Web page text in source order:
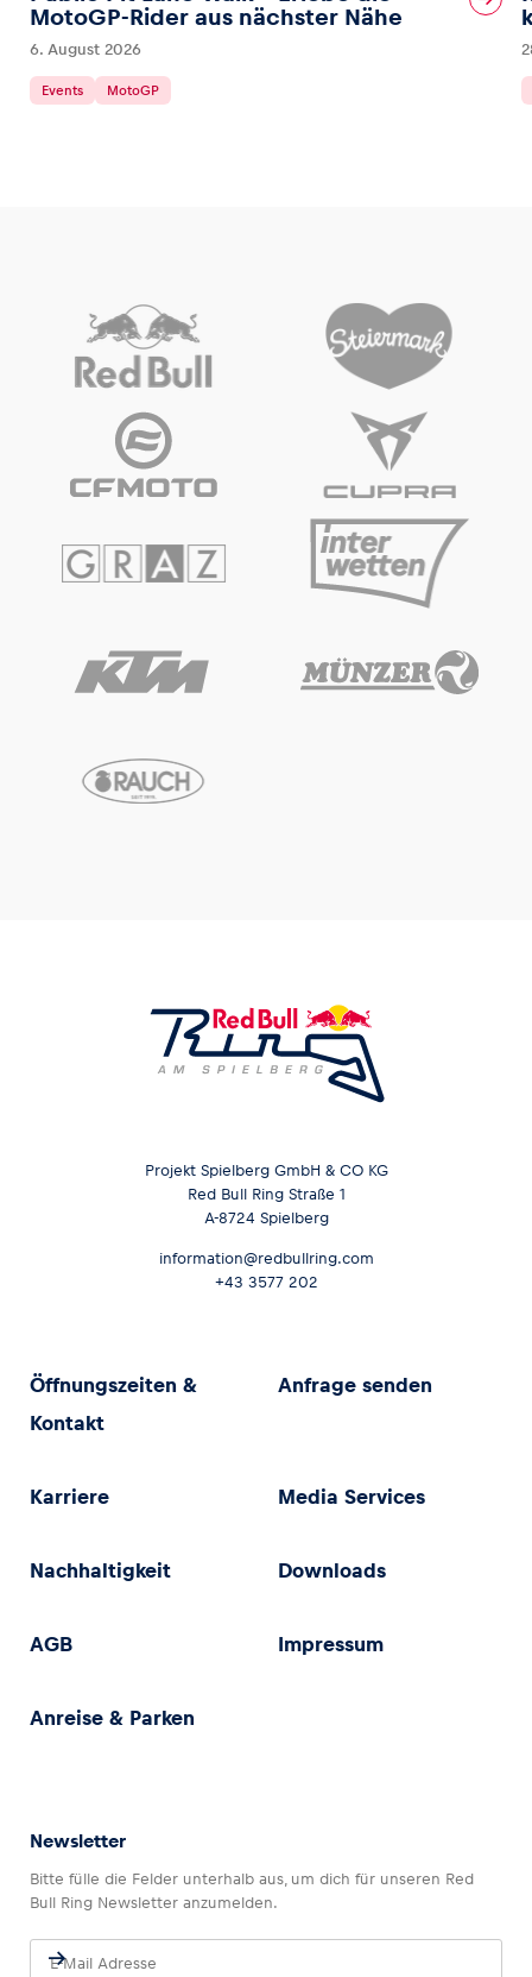
MotoGP-Rider aus nächster Nähe
6. August 2026
Events MotoGP
Projekt Spielberg GmbH & CO KG
Red Bull Ring Straße 1
A-8724 Spielberg
information@redbullring.com
+43 3577 202
Öffnungszeiten &
Kontakt
Anfrage senden
Karriere Media Services
Nachhaltigkeit Downloads
AGB Impressum
Anreise & Parken
Newsletter
Bitte fülle die Felder unterhalb aus, um dich für unseren Red
Bull Ring Newsletter anzumelden.